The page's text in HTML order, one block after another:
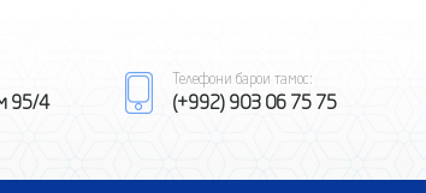
95/4
Телефони барои тамос:
(+992) 903 06 75 75